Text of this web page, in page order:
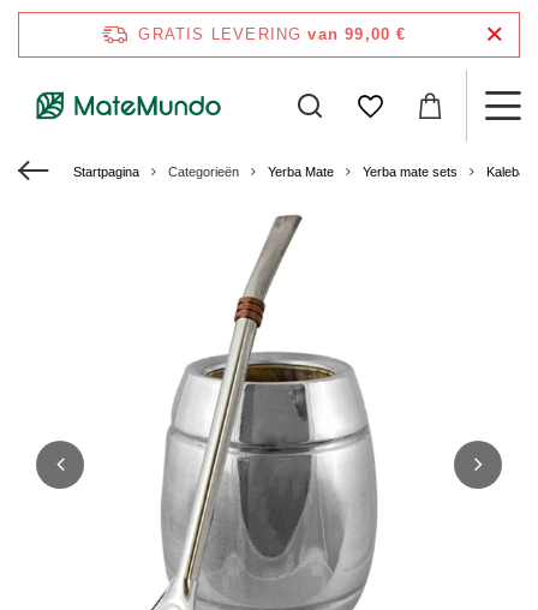
GRATIS LEVERING van 99,00 €
Startpagina Categorieën Yerba Mate Yerba mate sets Kalebas